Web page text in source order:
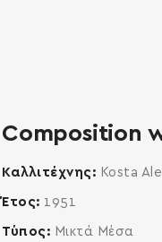
Composition
Καλλιτέχνης Kosta
Έτος 1951
Τύπος Μικτά Μέσα